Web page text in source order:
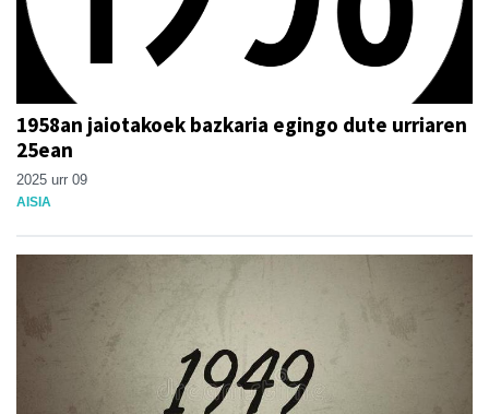
1958an jaiotakoek bazkaria egingo dute urriaren
25ean
2025 urr 09
AISIA